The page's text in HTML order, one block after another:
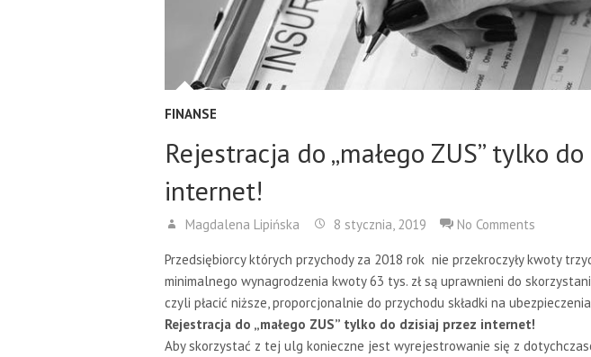
FINANSE
Rejestracja do „małego ZUS” tylko
internet!
Magdalena Lipińska 8 stycznia, 2019 No Comments
Przedsiębiorcy których przychody za 2018 rok nie przekroczyły kwoty
minimalnego wynagrodzenia kwoty 63 tys. zł są uprawnieni do
czyli płacić niższe, proporcjonalnie do przychodu składki na
Rejestracja do „małego ZUS” tylko do dzisiaj przez internet!
Aby skorzystać z tej ulg konieczne jest wyrejestrowanie się z